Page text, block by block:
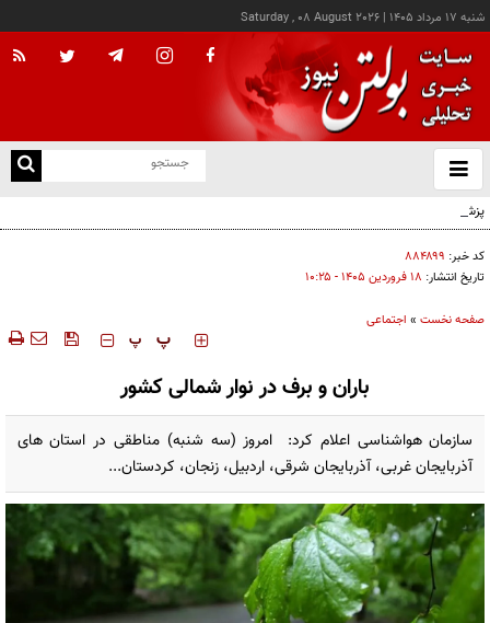
شنبه ۱۷ مرداد ۱۴۰۵ |
Saturday , 08 August 2026
باز
و
پزشکیان: خدمت بی‌منت و مشارکت مردمی، پایه حل مشکلات کشور است
کد خبر: ۸۸۴۸۹۹
تاریخ انتشار: ۱۸ فروردين ۱۴۰۵ - ۱۰:۲۵
صفحه نخست » اجتماعی
‍‍‍ پ پ
باران و برف در نوار شمالی کشور
سازمان هواشناسی اعلام کرد: امروز (سه شنبه) مناطقی در استان های
آذربایجان غربی، آذربایجان شرقی، اردبیل، زنجان، کردستان...